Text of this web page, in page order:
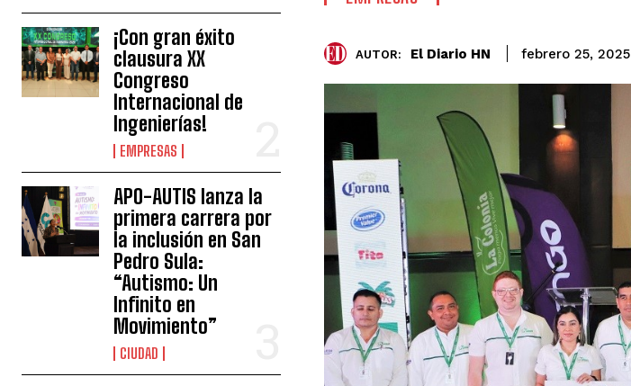
¡Con gran éxito
clausura XX
Congreso
Internacional de
Ingenierías!
EMPRESAS
APO-AUTIS lanza la
primera carrera por
la inclusión en San
Pedro Sula:
“Autismo: Un
Infinito en
Movimiento”
CIUDAD
AUTOR: El Diario HN febrero 25, 2025